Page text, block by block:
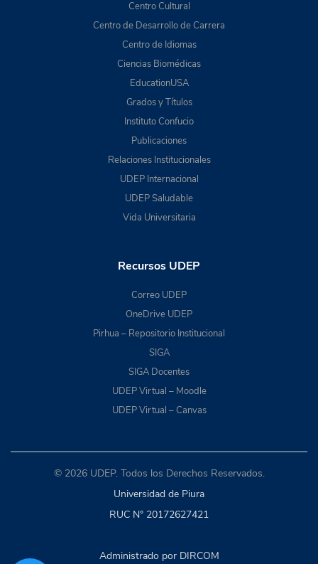
Centro Cultural
Centro de Desarrollo de Carrera
Centro de Idiomas
Ciencias Biomédicas
EducationUSA
Grados y Títulos
Instituto Confucio
Publicaciones
Relaciones Institucionales
UDEP Internacional
UDEP Saludable
Vida Universitaria
Recursos UDEP
Correo UDEP
OneDrive UDEP
Pirhua – Repositorio Institucional
SIGA
SIGA Docentes
UDEP Virtual – Moodle
UDEP Virtual – Canvas
© 2026 UDEP. Todos los Derechos Reservados.
Universidad de Piura
RUC N° 20172627421
Administrado por DIRCOM